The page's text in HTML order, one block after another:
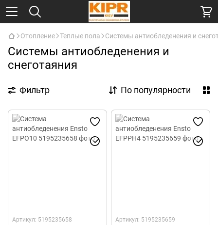
Отопление Теплые пола Системы антиобледенения и
Системы антиобледенения и
снеготаяния
Фильтр По популярности
Артикул: 5195235658 Артикул: 5195235659